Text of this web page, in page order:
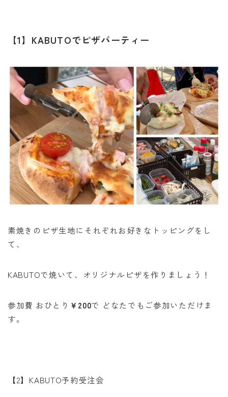
【1】KABUTOでピザパーティー
素焼きのピザ生地にそれぞれお好きなトッピングをし
て、
KABUTOで焼いて、オリジナルピザを作りましょう！
参加費 おひとり ￥200で どなたでもご参加いただけま
す。
【2】KABUTO予約受注会